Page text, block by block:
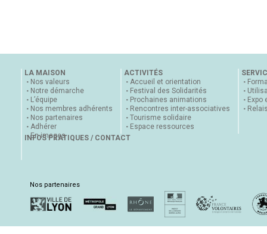
LA MAISON
Nos valeurs
Notre démarche
L’équipe
Nos membres adhérents
Nos partenaires
Adhérer
En images
ACTIVITÉS
Accueil et orientation
Festival des Solidarités
Prochaines animations
Rencontres inter-associatives
Tourisme solidaire
Espace ressources
Expo
INFOS PRATIQUES / CONTACT
Nos partenaires